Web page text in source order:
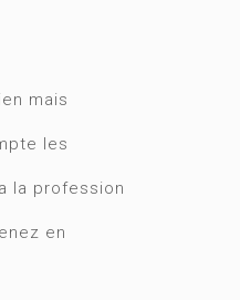
mais
les
la profession
en